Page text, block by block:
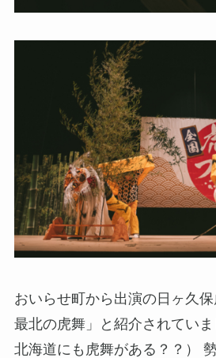
おいらせ町から出演の日ヶ久
最北の虎舞」と紹介されてい
北海道にも虎舞がある？？）